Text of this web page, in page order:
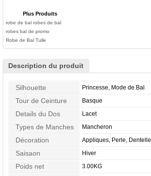
Plus Produits
robe de bal robes de bal
robes bal de promo
Robe de Bal Tulle
Description du produit
Silhouette Princesse, Mode de Bal
Tour de Ceinture Basque
Details du Dos Lacet
Types de Manches Mancheron
Décoration Appliques, Perle, Dentelle
Saisaon Hiver
Poids net 3.00KG